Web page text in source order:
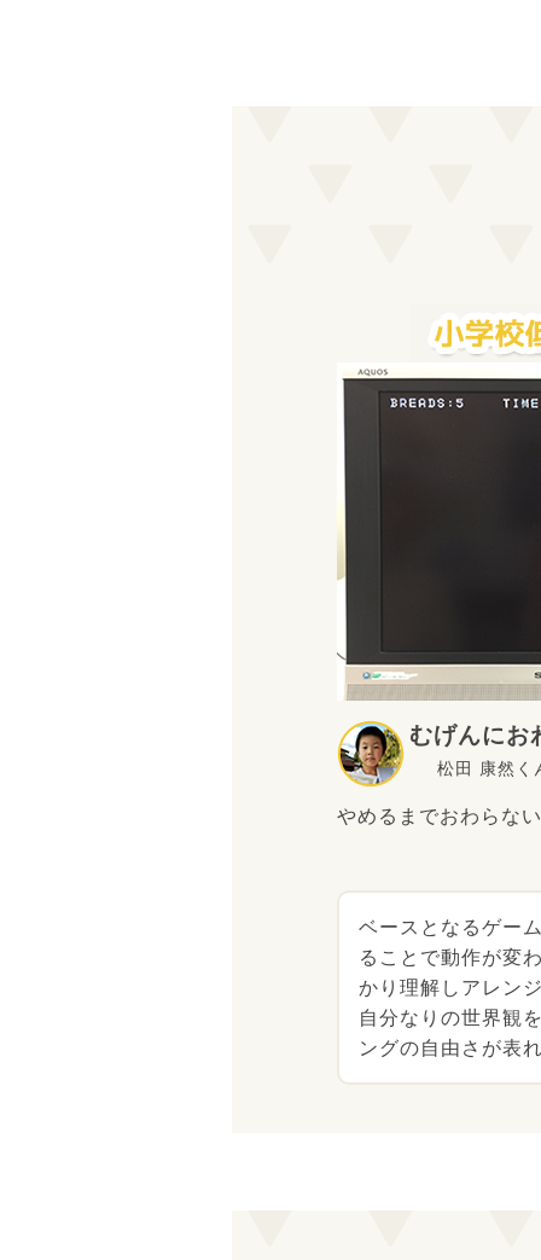
むげんにお
松田 康然く
やめるまでおわらな
ベースとなるゲー
ることで動作が変
かり理解しアレン
自分なりの世界観
ングの自由さが表